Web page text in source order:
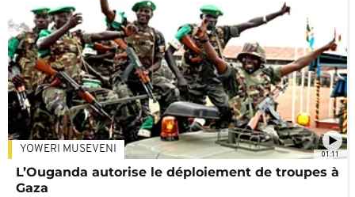
01:11
YOWERI MUSEVENI
L’Ouganda autorise le déploiement de troupes à
Gaza